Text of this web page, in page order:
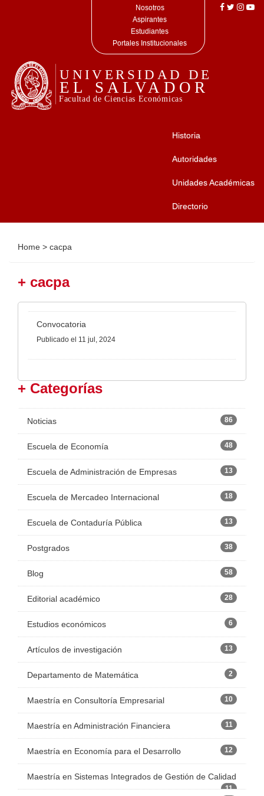
Nosotros
Aspirantes
Estudiantes
Portales Institucionales
Historia
Autoridades
Unidades Académicas
Directorio
Home > cacpa
+ cacpa
Convocatoria
Publicado el 11 jul, 2024
+ Categorías
Noticias 86
Escuela de Economía 48
Escuela de Administración de Empresas 13
Escuela de Mercadeo Internacional 18
Escuela de Contaduría Pública 13
Postgrados 38
Blog 58
Editorial académico 28
Estudios económicos 6
Artículos de investigación 13
Departamento de Matemática 2
Maestría en Consultoría Empresarial 10
Maestría en Administración Financiera 11
Maestría en Economía para el Desarrollo 12
Maestría en Sistemas Integrados de Gestión de Calidad
11